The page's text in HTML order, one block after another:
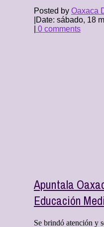
Posted by Oaxaca
Date: sábado, 18
0 comments
Apuntala
Educación
Se brindó atención y